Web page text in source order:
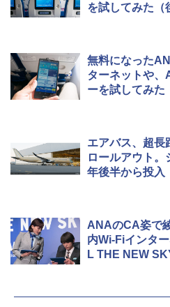
を試してみた（
無料になった
ターネットや、
ーを試してみた
エアバス、超長
ロールアウト
年後半から投入
ANAのCA姿で
内Wi-Fiインタ
L THE NEW